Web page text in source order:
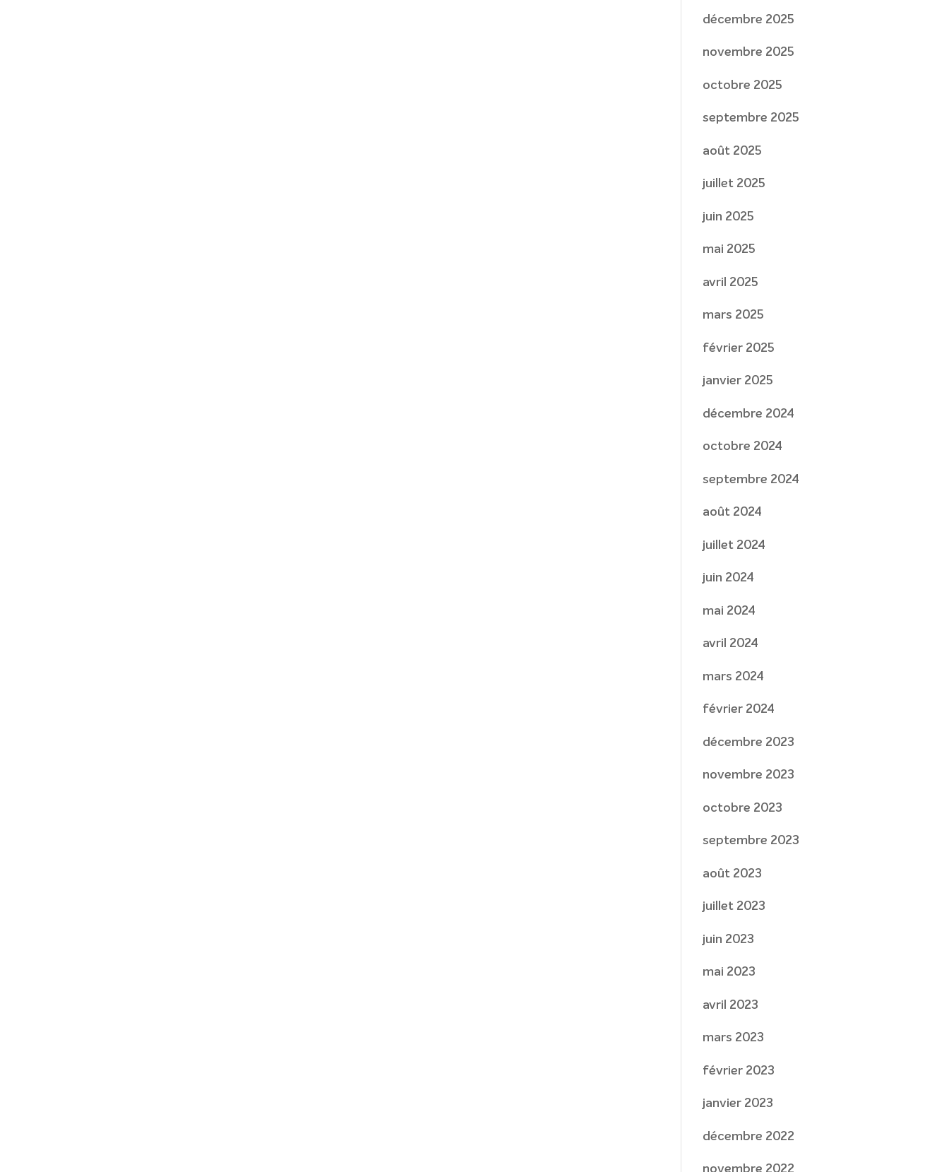
décembre 2025
novembre 2025
octobre 2025
septembre 2025
août 2025
juillet 2025
juin 2025
mai 2025
avril 2025
mars 2025
février 2025
janvier 2025
décembre 2024
octobre 2024
septembre 2024
août 2024
juillet 2024
juin 2024
mai 2024
avril 2024
mars 2024
février 2024
décembre 2023
novembre 2023
octobre 2023
septembre 2023
août 2023
juillet 2023
juin 2023
mai 2023
avril 2023
mars 2023
février 2023
janvier 2023
décembre 2022
novembre 2022